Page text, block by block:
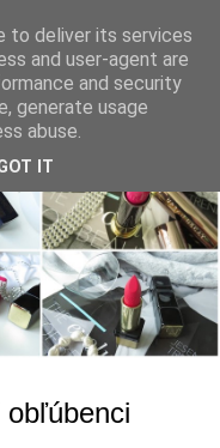
to deliver its services
and user-agent are
and security
generate usage
abuse.
IT